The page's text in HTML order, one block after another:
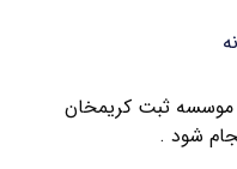
موسسه ثبت کریمخان
شود .